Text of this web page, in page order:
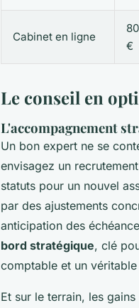
Cabinet en ligne
€
Le conseil en
L'accompagnement
Un bon expert ne se
envisagez un
statuts pour un nouvel
par des ajustements
anticipation des
bord stratégique, clé
comptable et un
Et sur le terrain, les